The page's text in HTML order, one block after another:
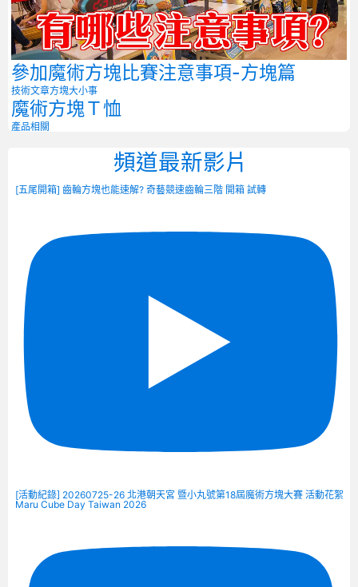
參加魔術方塊比賽注意事項-方塊篇
技術文章方塊大小事
魔術方塊Ｔ恤
產品相關
頻道最新影片
[五尾開箱] 齒輪方塊也能速解? 奇藝競速齒輪三階 開箱 試轉
[活動紀錄] 20260725-26 北港朝天宮 暨小丸號第18屆魔術方塊大賽 活動花絮
Maru Cube Day Taiwan 2026